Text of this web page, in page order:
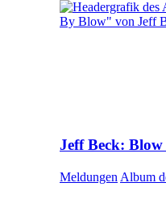
Jeff Beck:
Meldungen Album